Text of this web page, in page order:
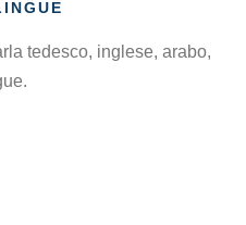
tedesco, inglese, arabo,